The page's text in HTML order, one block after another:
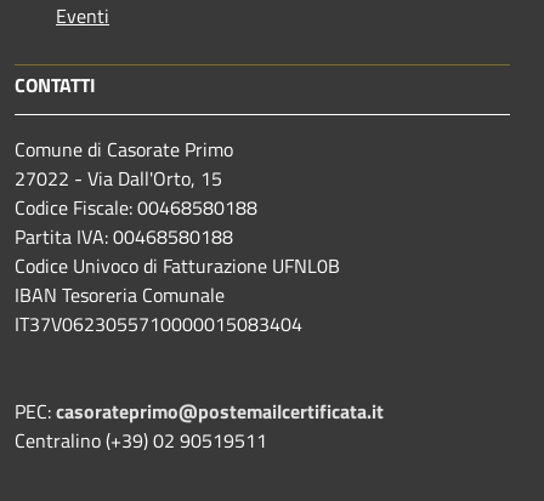
Eventi
CONTATTI
Comune di Casorate Primo
27022 - Via Dall'Orto, 15
Codice Fiscale: 00468580188
Partita IVA: 00468580188
Codice Univoco di Fatturazione UFNL0B
IBAN Tesoreria Comunale
IT37V0623055710000015083404
PEC:casorateprimo@postemailcertificata.it
Centralino (+39) 02 90519511